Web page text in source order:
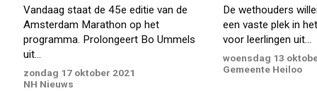
Vandaag staat de 45e editie van de
Amsterdam Marathon op het
programma. Prolongeert Bo Ummels
uit...
zondag 17 oktober 2021
NH Nieuws
De wethouders
een vaste plek in
voor leerlingen uit...
woensdag 13
Gemeente Heiloo